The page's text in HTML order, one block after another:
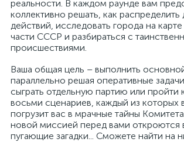
реальности. В каждом раунде вам
коллективно решать, как
действий, исследовать города на
части СССР и разбираться с
происшествиями.
Ваша общая цель – выполнить
параллельно решая оперативные
сыграть отдельную партию или пройти
восьми сценариев, каждый из которых
погрузит вас в мрачные тайны
новой миссией перед вами откроются
пугающие загадки... Сможете найти на